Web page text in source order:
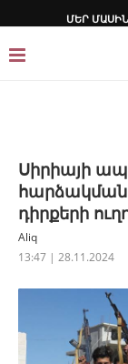
ՄԵՐ ՄԱՍԻՆ
Սիրիայի
հարձակման
դիրքերի
Aliq
13:47 | 28.11.2024